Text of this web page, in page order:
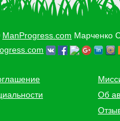
ManProgress.com Марченко
Об